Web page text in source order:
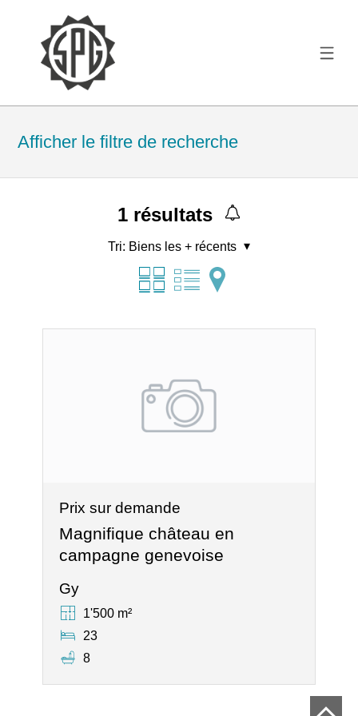
Afficher le filtre de recherche
1résultats
Tri: Biens les + récents
Prix sur demande
Magnifique château en
campagne genevoise
Gy
1'500 m²
23
8